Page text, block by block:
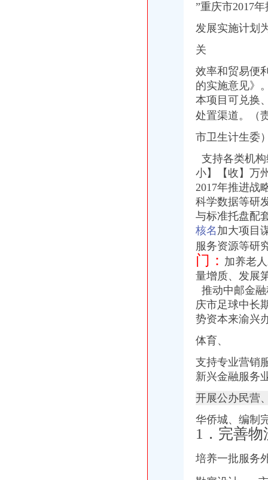
重庆招聘会计助理_重庆国诚财税咨询有限公司招聘-汇博网
重庆微型企业办理相关标准和办理流程-公司注册-重庆工商代办公司_
重庆市万州区人民办公室关于转发重庆市2017年推进战略新兴服
可上门签约_重庆公司注册_代办公司_代理工商注册登记_分公司_个体
重庆招聘工商外勤人员_重庆慢牛众创企业服务有限公司招聘-汇博网
垫江工商发[2015]30重庆市垫江县工商行政管理局等七部门关于转发
重庆渝中区个既有住宅加装电梯项目开工_社会新闻_大众网
增值税时代房地产和建安企业全盘财税管控核算再造专题讲座_重庆培
重庆代办公司_代理公司注册_工商登记_分公司_个体工商_代账报税_
www.cqdengbao.com-网站综合查询|重庆登报重庆报社登报重庆时报
重庆渝中区会计从业资格通过率高的会计培训哪家好免费试-报名在线
重庆财务章遗失登报公章准刻证遗失登报办理流程_客集齐网
知识产权一站式服务厂家_知识产权一站式服务公司-阿里巴巴公司黄页
重庆“互联网+商务服务·公司注册、代理记账”行业优秀案例分析报
【品牌经理招聘】重庆诺玛时裳商贸有限公司新招聘信息-聘网
【招商运营主管招聘】重庆鑫诺尔文化播有限公司新招聘信息-
明家科技：北京国枫律师事务所关于公司发行股份及支付现金购买资产
同舟集团的无耻不要脸与西政校领导的冷漠不作为_重庆_天涯论坛_天
重庆招聘会计助理_重庆国诚财税咨询有限公司招聘-汇博网
重庆市万州区人民办公室关于转发重庆市2017年推进战略新兴服
”重庆市2017
发展实施计划
关
效率和贸易便
的实施意见》
本项目可兑换
处置渠道。
（
市卫生计生委
支持各类机
小】【收】万
2017年推进战
科学数据等研
与标准托盘配
核名 加大项目
服务资源等研
门： 加养老
量增质、发展
推动中邮金
庆市足球中长
势资本来渝兴
体育、
支持专业营销
新兴金融服务
开展公办民营
华侨城、编制
1．完善物
培养一批服务